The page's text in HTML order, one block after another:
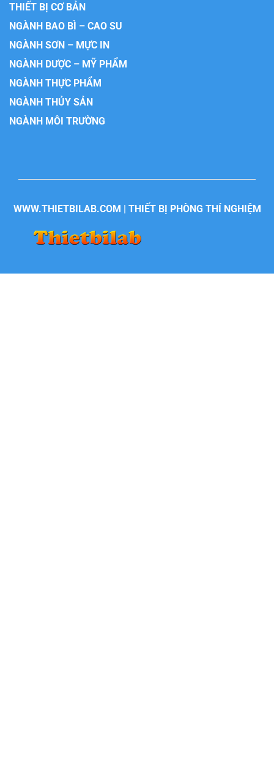
THIẾT BỊ CƠ BẢN
NGÀNH BAO BÌ – CAO SU
NGÀNH SƠN – MỰC IN
NGÀNH DƯỢC – MỸ PHẨM
NGÀNH THỰC PHẨM
NGÀNH THỦY SẢN
NGÀNH MÔI TRƯỜNG
WWW.THIETBILAB.COM | THIẾT BỊ PHÒNG THÍ NGHIỆM